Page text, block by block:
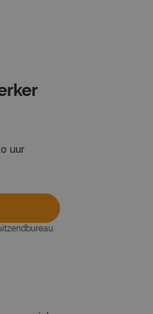
Ga terug naar vacatures
uur